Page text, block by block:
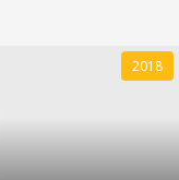
2018